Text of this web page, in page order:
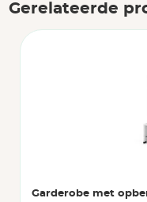
Gerelateerde
Garderobe met